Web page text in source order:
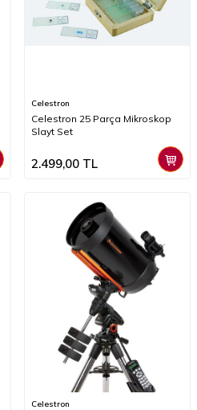
Celestron
Celestron 25 Parça Mikroskop
Slayt Set
2.499,00 TL
Celestron